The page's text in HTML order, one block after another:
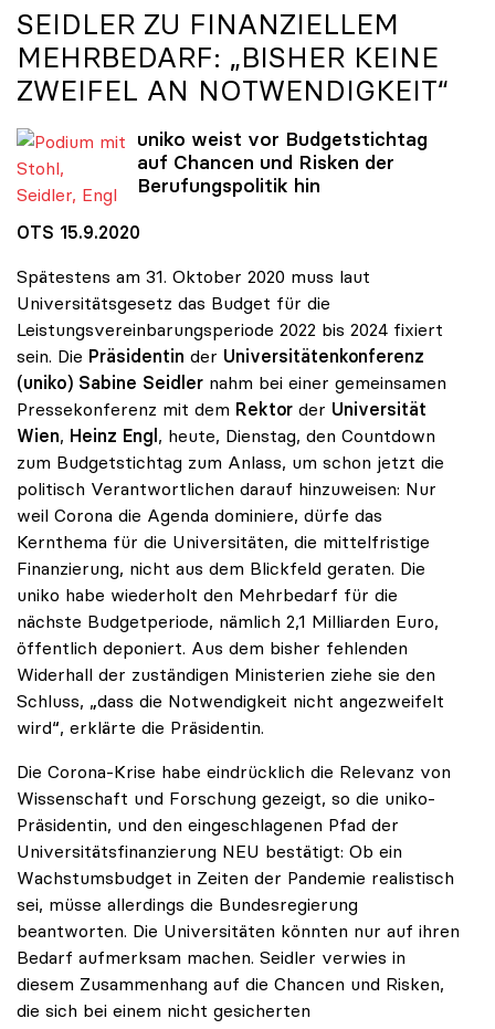
SEIDLER ZU FINANZIELLEM
MEHRBEDARF: „BISHER KEINE
ZWEIFEL AN NOTWENDIGKEIT“
uniko weist vor Budgetstichtag
auf Chancen und Risken der
Berufungspolitik hin
OTS 15.9.2020
Spätestens am 31. Oktober 2020 muss laut
Universitätsgesetz das Budget für die
Leistungsvereinbarungsperiode 2022 bis 2024 fixiert
sein. Die Präsidentin der Universitätenkonferenz
(uniko) Sabine Seidler nahm bei einer gemeinsamen
Pressekonferenz mit dem Rektor der Universität
Wien, Heinz Engl , heute, Dienstag, den Countdown
zum Budgetstichtag zum Anlass, um schon jetzt die
politisch Verantwortlichen darauf hinzuweisen: Nur
weil Corona die Agenda dominiere, dürfe das
Kernthema für die Universitäten, die mittelfristige
Finanzierung, nicht aus dem Blickfeld geraten. Die
uniko habe wiederholt den Mehrbedarf für die
nächste Budgetperiode, nämlich 2,1 Milliarden Euro,
öffentlich deponiert. Aus dem bisher fehlenden
Widerhall der zuständigen Ministerien ziehe sie den
Schluss, „dass die Notwendigkeit nicht angezweifelt
wird“, erklärte die Präsidentin.
Die Corona-Krise habe eindrücklich die Relevanz von
Wissenschaft und Forschung gezeigt, so die uniko-
Präsidentin, und den eingeschlagenen Pfad der
Universitätsfinanzierung NEU bestätigt: Ob ein
Wachstumsbudget in Zeiten der Pandemie realistisch
sei, müsse allerdings die Bundesregierung
beantworten. Die Universitäten könnten nur auf ihren
Bedarf aufmerksam machen. Seidler verwies in
diesem Zusammenhang auf die Chancen und Risken,
die sich bei einem nicht gesicherten